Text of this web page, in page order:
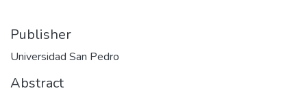
Publisher
Universidad San Pedro
Abstract